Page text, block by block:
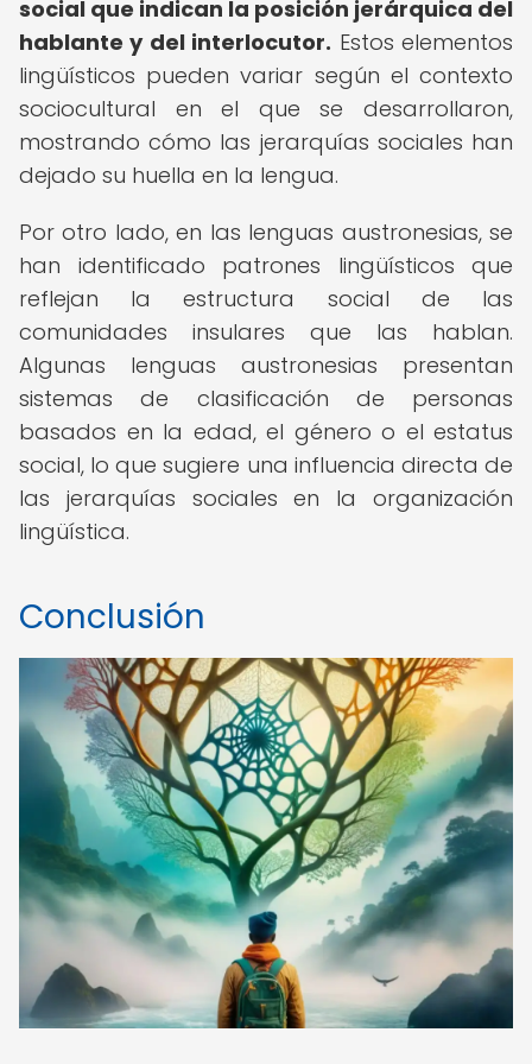
social que indican la posición jerárquica del
hablante y del interlocutor. Estos elementos
lingüísticos pueden variar según el contexto
sociocultural en el que se desarrollaron,
mostrando cómo las jerarquías sociales han
dejado su huella en la lengua.
Por otro lado, en las lenguas austronesias, se
han identificado patrones lingüísticos que
reflejan la estructura social de las
comunidades insulares que las hablan.
Algunas lenguas austronesias presentan
sistemas de clasificación de personas
basados en la edad, el género o el estatus
social, lo que sugiere una influencia directa de
las jerarquías sociales en la organización
lingüística.
Conclusión